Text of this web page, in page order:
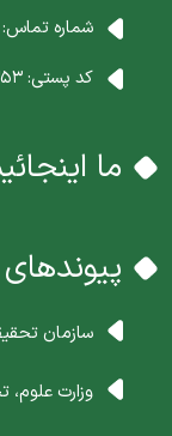
شماره تماس:
کد پستی:
ما
سازمان
وزارت علوم،